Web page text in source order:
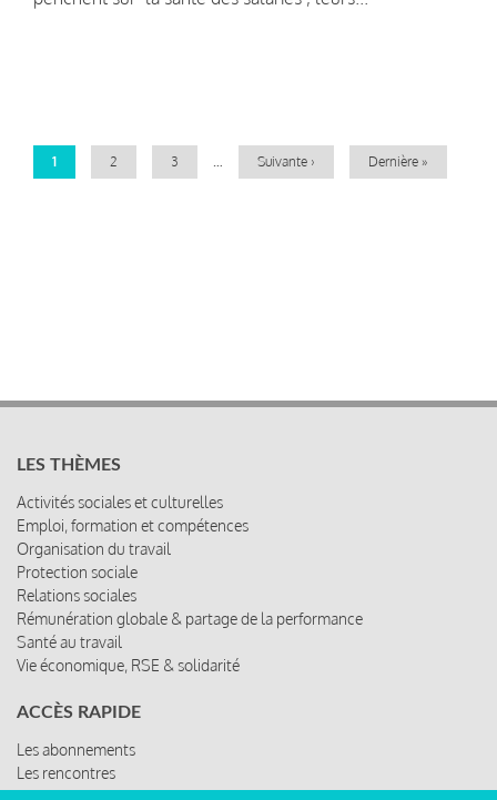
Page
1 Page
2 Page
3
Page
Suivante ›
Dernière
Dernière »
LES THÈMES
Activités sociales et culturelles
Emploi, formation et compétences
Organisation du travail
Protection sociale
Relations sociales
Rémunération globale & partage de la performance
Santé au travail
Vie économique, RSE & solidarité
ACCÈS RAPIDE
Les abonnements
Les rencontres
Les ressources